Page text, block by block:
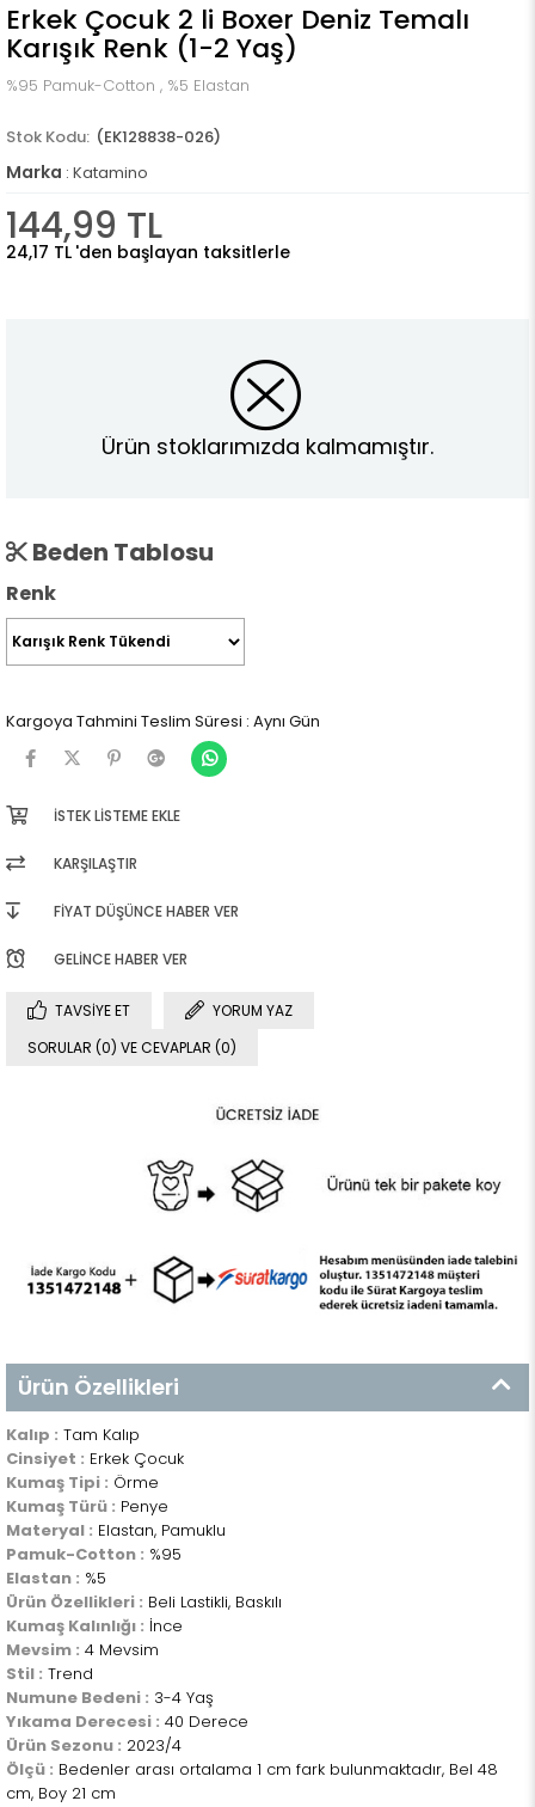
Erkek Çocuk 2 li Boxer Deniz Temalı
Karışık Renk (1-2 Yaş)
%95 Pamuk-Cotton , %5 Elastan
(EK128838-026)
Marka : Katamino
144,99 TL
24,17 TL 'den başlayan taksitlerle
Ürün stoklarımızda kalmamıştır.
Beden Tablosu
Renk
Kargoya Tahmini Teslim Süresi : Aynı Gün
İSTEK LISTEME EKLE
KARŞILAŞTIR
FIYAT DÜŞÜNCE HABER VER
GELINCE HABER VER
TAVSIYE ET
YORUM YAZ
SORULAR (0) VE CEVAPLAR (0)
Ürün Özellikleri
Kalıp : Tam Kalıp
Cinsiyet : Erkek Çocuk
Kumaş Tipi : Örme
Kumaş Türü : Penye
Materyal : Elastan, Pamuklu
Pamuk-Cotton : %95
Elastan : %5
Ürün Özellikleri : Beli Lastikli, Baskılı
Kumaş Kalınlığı : İnce
Mevsim : 4 Mevsim
Stil : Trend
Numune Bedeni : 3-4 Yaş
Yıkama Derecesi : 40 Derece
Ürün Sezonu : 2023/4
Ölçü : Bedenler arası ortalama 1 cm fark bulunmaktadır, Bel 48
cm, Boy 21 cm